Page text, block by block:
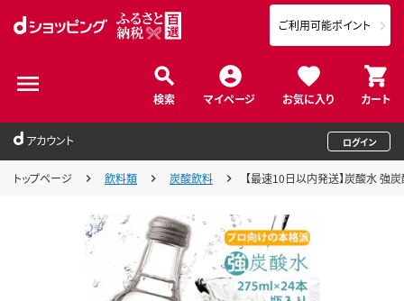
検索 マイページ お気に入り カート
ご利用可能ポイント
アカウント ログイン
トップページ 飲料類 炭酸飲料 【最速10日以内発送】炭酸水 強